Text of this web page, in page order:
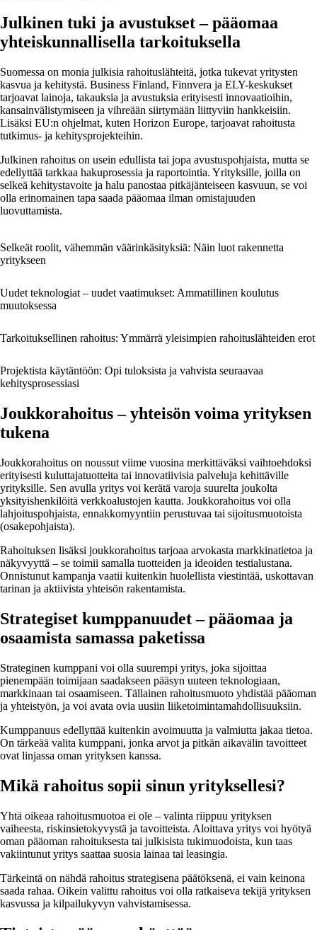
Julkinen tuki ja avustukset – pääomaa
yhteiskunnallisella tarkoituksella
Suomessa on monia julkisia rahoituslähteitä, jotka tukevat yritysten
kasvua ja kehitystä. Business Finland, Finnvera ja ELY-keskukset
tarjoavat lainoja, takauksia ja avustuksia erityisesti innovaatioihin,
kansainvälistymiseen ja vihreään siirtymään liittyviin hankkeisiin.
Lisäksi EU:n ohjelmat, kuten Horizon Europe, tarjoavat rahoitusta
tutkimus- ja kehitysprojekteihin.
Julkinen rahoitus on usein edullista tai jopa avustuspohjaista, mutta se
edellyttää tarkkaa hakuprosessia ja raportointia. Yrityksille, joilla on
selkeä kehitystavoite ja halu panostaa pitkäjänteiseen kasvuun, se voi
olla erinomainen tapa saada pääomaa ilman omistajuuden
luovuttamista.
Selkeät roolit, vähemmän väärinkäsityksiä: Näin luot rakennetta
yritykseen
Uudet teknologiat – uudet vaatimukset: Ammatillinen koulutus
muutoksessa
Tarkoituksellinen rahoitus: Ymmärrä yleisimpien rahoituslähteiden erot
Projektista käytäntöön: Opi tuloksista ja vahvista seuraavaa
kehitysprosessiasi
Joukkorahoitus – yhteisön voima yrityksen
tukena
Joukkorahoitus on noussut viime vuosina merkittäväksi vaihtoehdoksi
erityisesti kuluttajatuotteita tai innovatiivisia palveluja kehittäville
yrityksille. Sen avulla yritys voi kerätä varoja suurelta joukolta
yksityishenkilöitä verkkoalustojen kautta. Joukkorahoitus voi olla
lahjoituspohjaista, ennakkomyyntiin perustuvaa tai sijoitusmuotoista
(osakepohjaista).
Rahoituksen lisäksi joukkorahoitus tarjoaa arvokasta markkinatietoa ja
näkyvyyttä – se toimii samalla tuotteiden ja ideoiden testialustana.
Onnistunut kampanja vaatii kuitenkin huolellista viestintää, uskottavan
tarinan ja aktiivista yhteisön rakentamista.
Strategiset kumppanuudet – pääomaa ja
osaamista samassa paketissa
Strateginen kumppani voi olla suurempi yritys, joka sijoittaa
pienempään toimijaan saadakseen pääsyn uuteen teknologiaan,
markkinaan tai osaamiseen. Tällainen rahoitusmuoto yhdistää pääoman
ja yhteistyön, ja voi avata ovia uusiin liiketoimintamahdollisuuksiin.
Kumppanuus edellyttää kuitenkin avoimuutta ja valmiutta jakaa tietoa.
On tärkeää valita kumppani, jonka arvot ja pitkän aikavälin tavoitteet
ovat linjassa oman yrityksen kanssa.
Mikä rahoitus sopii sinun yrityksellesi?
Yhtä oikeaa rahoitusmuotoa ei ole – valinta riippuu yrityksen
vaiheesta, riskinsietokyvystä ja tavoitteista. Aloittava yritys voi hyötyä
oman pääoman rahoituksesta tai julkisista tukimuodoista, kun taas
vakiintunut yritys saattaa suosia lainaa tai leasingia.
Tärkeintä on nähdä rahoitus strategisena päätöksenä, ei vain keinona
saada rahaa. Oikein valittu rahoitus voi olla ratkaiseva tekijä yrityksen
kasvussa ja kilpailukyvyn vahvistamisessa.